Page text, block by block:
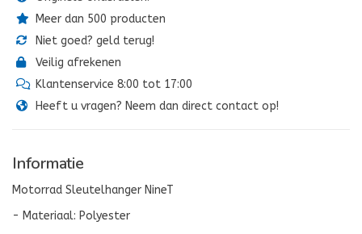
Meer dan 500 producten
Niet goed? geld terug!
Veilig afrekenen
Klantenservice 8:00 tot 17:00
Heeft u vragen? Neem dan direct contact op!
Informatie
Motorrad Sleutelhanger NineT
- Materiaal: Polyester